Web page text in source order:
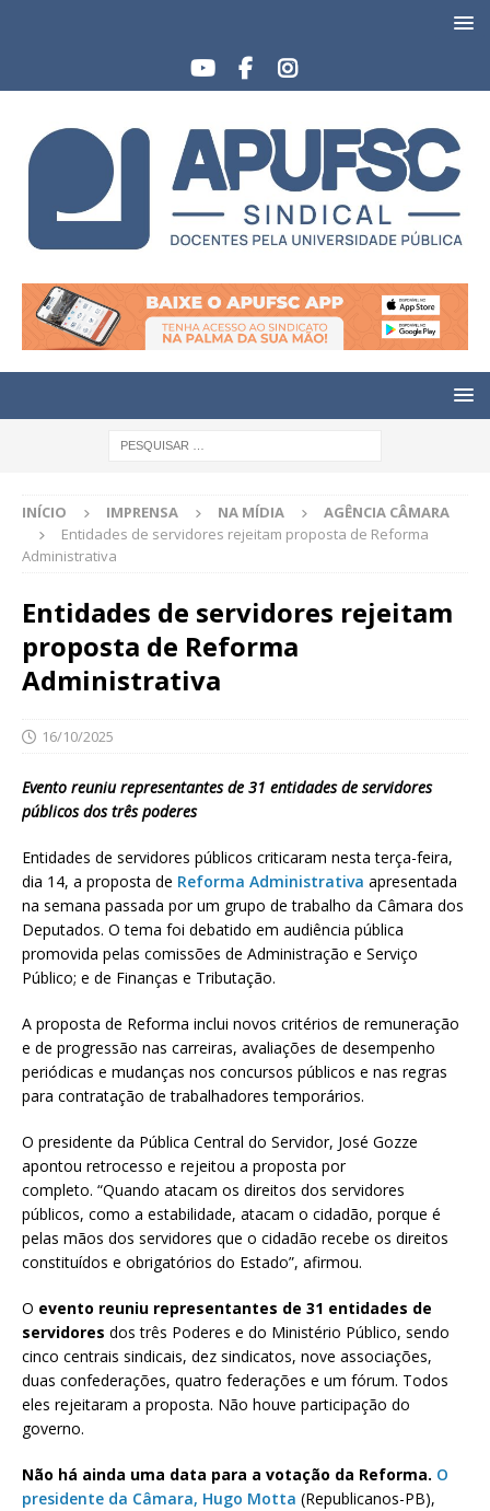
INÍCIO IMPRENSA NA MÍDIA
AGÊNCIA CÂMARA
Entidades de servidores rejeitam proposta de Reforma
Administrativa
Entidades de servidores rejeitam
proposta de Reforma
Administrativa
16/10/2025
Evento reuniu representantes de 31 entidades de servidores
públicos dos três poderes
Entidades de servidores públicos criticaram nesta terça-feira,
dia 14, a proposta de Reforma Administrativa apresentada
na semana passada por um grupo de trabalho da Câmara dos
Deputados. O tema foi debatido em audiência pública
promovida pelas comissões de Administração e Serviço
Público; e de Finanças e Tributação.
A proposta de Reforma inclui novos critérios de remuneração
e de progressão nas carreiras, avaliações de desempenho
periódicas e mudanças nos concursos públicos e nas regras
para contratação de trabalhadores temporários.
O presidente da Pública Central do Servidor, José Gozze
apontou retrocesso e rejeitou a proposta por
completo. “Quando atacam os direitos dos servidores
públicos, como a estabilidade, atacam o cidadão, porque é
pelas mãos dos servidores que o cidadão recebe os direitos
constituídos e obrigatórios do Estado”, afirmou.
O evento reuniu representantes de 31 entidades de
servidores dos três Poderes e do Ministério Público, sendo
cinco centrais sindicais, dez sindicatos, nove associações,
duas confederações, quatro federações e um fórum. Todos
eles rejeitaram a proposta. Não houve participação do
governo.
Não há ainda uma data para a votação da Reforma. O
presidente da Câmara, Hugo Motta (Republicanos-PB),